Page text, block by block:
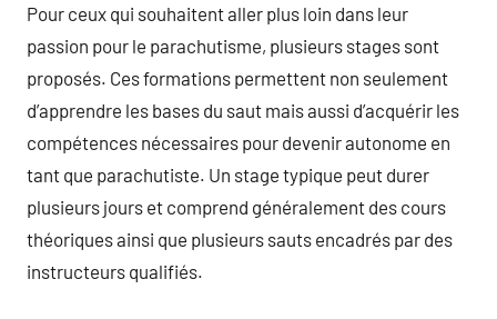
Pour ceux qui souhaitent aller plus loin dans leur
passion pour le parachutisme, plusieurs stages sont
proposés. Ces formations permettent non seulement
d’apprendre les bases du saut mais aussi d’acquérir les
compétences nécessaires pour devenir autonome en
tant que parachutiste. Un stage typique peut durer
plusieurs jours et comprend généralement des cours
théoriques ainsi que plusieurs sauts encadrés par des
instructeurs qualifiés.